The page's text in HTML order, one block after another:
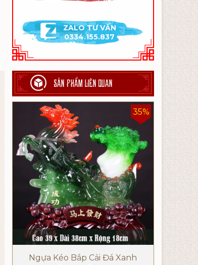
ZALO TƯ VẤN
0334.155.837
SẢN PHẨM LIÊN QUAN
35%
Ngựa Kéo Bắp Cải Đá Xanh